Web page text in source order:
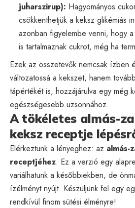
juharszirup): Hagyományos
csökkenthetjük a keksz glikémiás
azonban figyelembe venni, hogy
is tartalmaznak cukrot, még ha
Ezek az összetevők nemcsak ízben
változatossá a kekszet, hanem
tápértékét is, hozzájárulva egy még
egészségesebb uzsonnához.
A tökéletes almás-
keksz receptje
Elérkeztünk a lényeghez: az almás-
receptjéhez. Ez a verzió egy
variálhatunk a későbbiekben, de
ízélményt nyújt. Készüljünk fel egy
rendkívül finom sütési élményre!